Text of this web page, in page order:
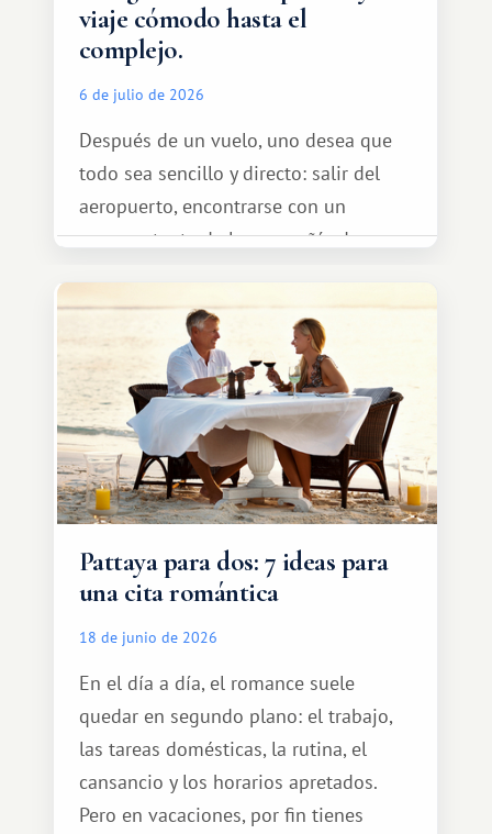
viaje cómodo hasta el
complejo.
6 de julio de 2026
Después de un vuelo, uno desea que
todo sea sencillo y directo: salir del
aeropuerto, encontrarse con un
representante de la compañía de
tranquilamente hasta el complejo
turístico.
Pattaya para dos: 7 ideas para
una cita romántica
18 de junio de 2026
En el día a día, el romance suele
quedar en segundo plano: el trabajo,
las tareas domésticas, la rutina, el
cansancio y los horarios apretados.
Pero en vacaciones, por fin tienes